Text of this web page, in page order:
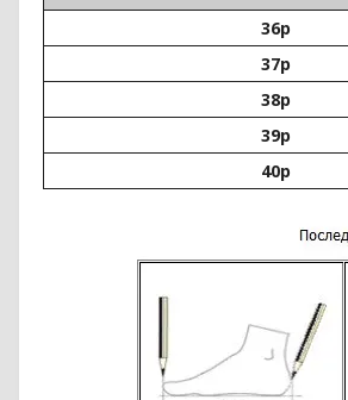
36р
37р
38р
39р
40р